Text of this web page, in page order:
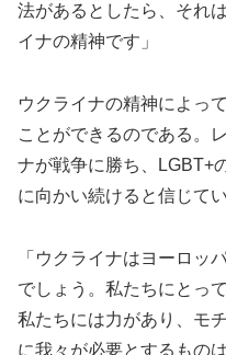
法があるとしたら、それ
イナの精神です」
ウクライナの精神によっ
ことができるのである。
ナが戦争に勝ち、LGBT+
に向かい続けると信じてい
「ウクライナはヨーロッ
でしょう。私たちにとっ
私たちには力があり、モ
に我々が必要とするもの